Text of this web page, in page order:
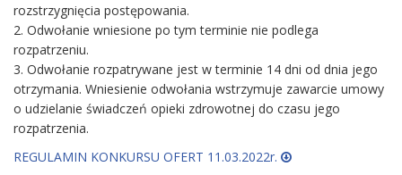
rozstrzygnięcia postępowania.
2. Odwołanie wniesione po tym terminie nie podlega
rozpatrzeniu.
3. Odwołanie rozpatrywane jest w terminie 14 dni od dnia jego
otrzymania. Wniesienie odwołania wstrzymuje zawarcie umowy
o udzielanie świadczeń opieki zdrowotnej do czasu jego
rozpatrzenia.
REGULAMIN KONKURSU OFERT 11.03.2022r.